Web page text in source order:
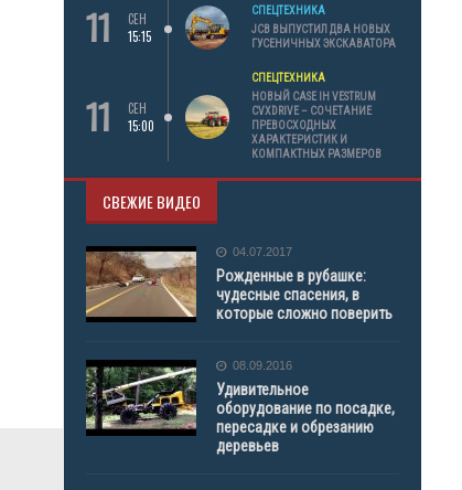
11
СЕН
15:15
СПЕЦТЕХНИКА
JCB ВЫПУСТИЛ ДВА НОВЫХ
ГУСЕНИЧНЫХ ЭКСКАВАТОРА
11
СЕН
15:00
СПЕЦТЕХНИКА
НОВЫЙ CASE IH VESTRUM
CVXDRIVE – СОЧЕТАНИЕ
ПРЕВОСХОДНЫХ
ХАРАКТЕРИСТИК И
КОМПАКТНЫХ РАЗМЕРОВ
СВЕЖИЕ ВИДЕО
04.07.2017
Рожденные в рубашке:
чудесные спасения, в
которые сложно поверить
08.09.2016
Удивительное
оборудование по посадке,
пересадке и обрезанию
деревьев